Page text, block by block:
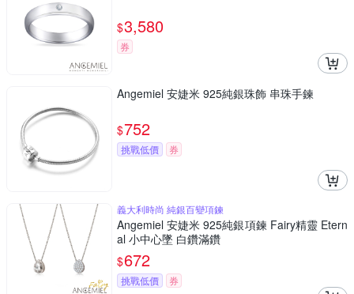
$3,580
券
Angemiel 安婕米 925純銀珠飾 串珠手鍊
$752
挑戰低價 券
義大利時尚 純銀百變項鍊
Angemiel 安婕米 925純銀項鍊 Fairy精靈 Etern
al 小中心墜 白鑽滿鑽
$672
挑戰低價 券